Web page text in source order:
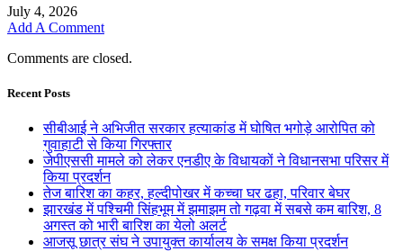
July 4, 2026
Add A Comment
Comments are closed.
Recent Posts
सीबीआई ने अभिजीत सरकार हत्याकांड में घोषित भगोड़े आरोपित को
गुवाहाटी से किया गिरफ्तार
जेपीएससी मामले को लेकर एनडीए के विधायकों ने विधानसभा परिसर में
किया प्रदर्शन
तेज बारिश का कहर, हल्दीपोखर में कच्चा घर ढहा, परिवार बेघर
झारखंड में पश्चिमी सिंहभूम में झमाझम तो गढ़वा में सबसे कम बारिश, 8
अगस्त को भारी बारिश का येलो अलर्ट
आजसू छात्र संघ ने उपायुक्त कार्यालय के समक्ष किया प्रदर्शन